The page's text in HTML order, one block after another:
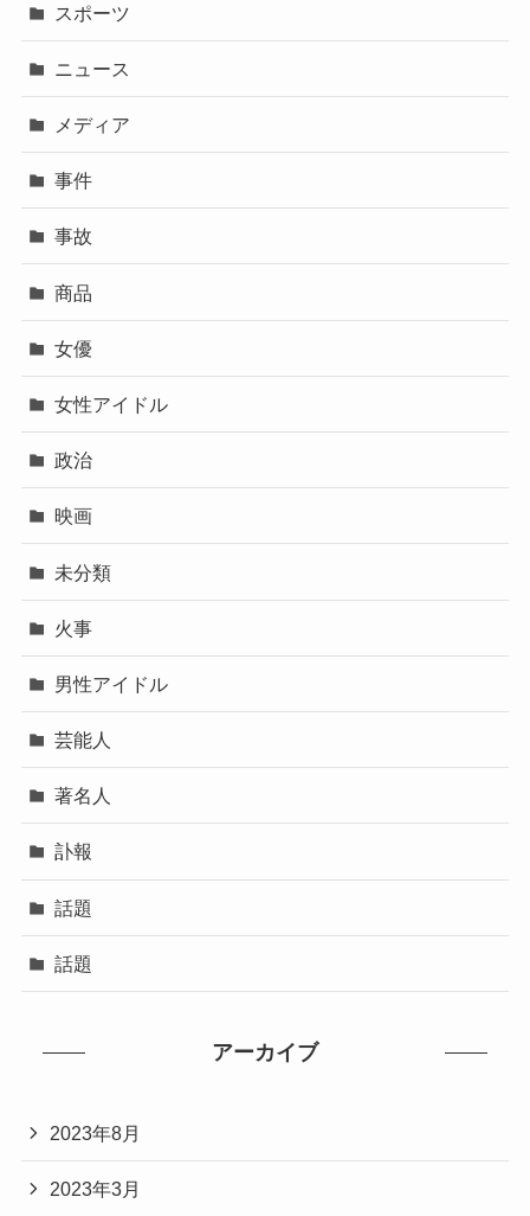
スポーツ
ニュース
メディア
事件
事故
商品
女優
女性アイドル
政治
映画
未分類
火事
男性アイドル
芸能人
著名人
訃報
話題
話題
アーカイブ
2023年8月
2023年3月